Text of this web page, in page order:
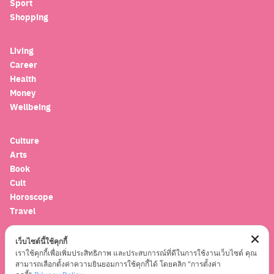
Search
for:
Sport
Shopping
Living
Career
Health
Money
Wellbeing
Culture
Arts
Book
Cult
Horoscope
Travel
Entertainment
Celebrity
เว็บไซต์นี้ใช้คุกกี้
เราใช้คุกกี้เพื่อเพิ่มประสิทธิภาพ และประสบการณ์ที่ดีในการใช้งานเว็บไซต์ คุณ
สามารถเลือกตั้งค่าความยินยอมการใช้คุกกี้ได้ โดยคลิก "การตั้งค่า